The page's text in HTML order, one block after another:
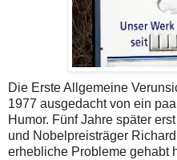
Die Erste Allgemeine
1977 ausgedacht von ein
Humor. Fünf Jahre später
und Nobelpreisträger
erhebliche Probleme gehabt